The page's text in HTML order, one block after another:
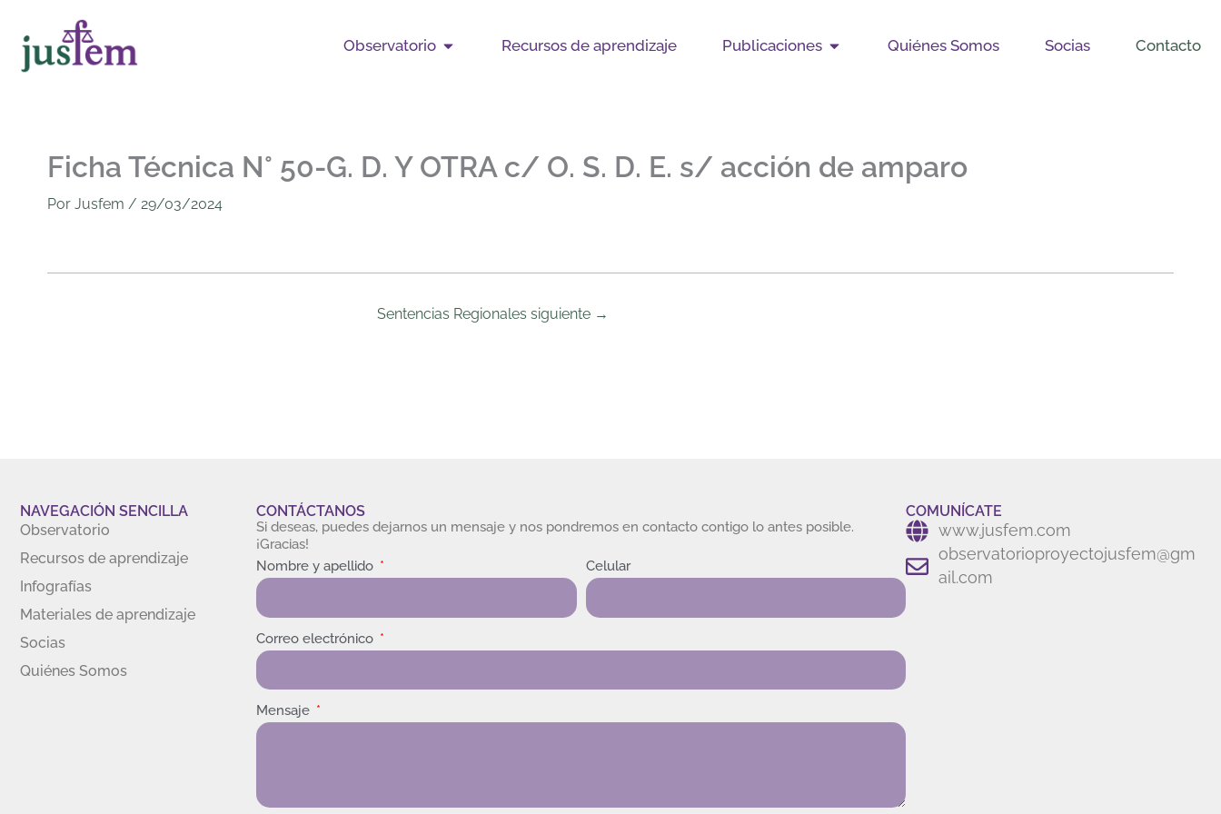
contenido
Observatorio Open Observatorio
Recursos de aprendizaje Publicaciones Open Publicaciones
Quiénes Somos Socias Contacto
Ficha Técnica N° 50-G. D. Y OTRA c/ O. S. D. E. s/ acción de amparo
Por Jusfem / 29/03/2024
Sentencias Regionales siguiente →
NAVEGACIÓN SENCILLA
Observatorio
Recursos de aprendizaje
Infografías
Materiales de aprendizaje
Socias
Quiénes Somos
CONTÁCTANOS
Si deseas, puedes dejarnos un mensaje y nos pondremos en contacto contigo lo antes posible.
¡Gracias!
Nombre y apellido
Celular
Correo electrónico
Mensaje
COMUNÍCATE
www.jusfem.com
observatorioproyectojusfem@gm
ail.com